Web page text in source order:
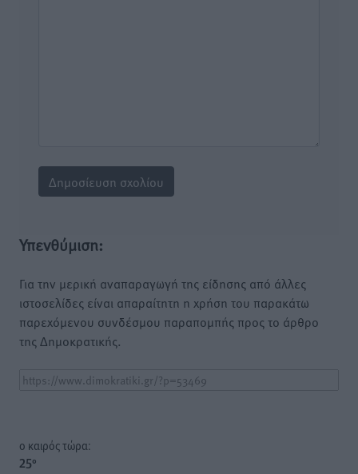
Υπενθύμιση:
Για την μερική αναπαραγωγή της είδησης από άλλες
ιστοσελίδες είναι απαραίτητη η χρήση του παρακάτω
παρεχόμενου συνδέσμου παραπομπής προς το άρθρο
της Δημοκρατικής.
o καιρός τώρα:
25°